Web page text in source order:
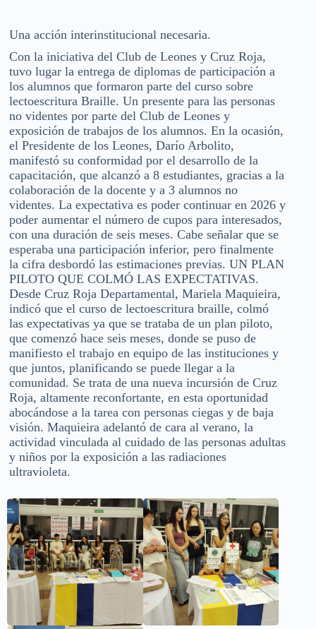
Una acción interinstitucional necesaria.
Con la iniciativa del Club de Leones y Cruz Roja,
tuvo lugar la entrega de diplomas de participación a
los alumnos que formaron parte del curso sobre
lectoescritura Braille. Un presente para las personas
no videntes por parte del Club de Leones y
exposición de trabajos de los alumnos. En la ocasión,
el Presidente de los Leones, Darío Arbolito,
manifestó su conformidad por el desarrollo de la
capacitación, que alcanzó a 8 estudiantes, gracias a la
colaboración de la docente y a 3 alumnos no
videntes. La expectativa es poder continuar en 2026 y
poder aumentar el número de cupos para interesados,
con una duración de seis meses. Cabe señalar que se
esperaba una participación inferior, pero finalmente
la cifra desbordó las estimaciones previas. UN PLAN
PILOTO QUE COLMÓ LAS EXPECTATIVAS.
Desde Cruz Roja Departamental, Mariela Maquieira,
indicó que el curso de lectoescritura braille, colmó
las expectativas ya que se trataba de un plan piloto,
que comenzó hace seis meses, donde se puso de
manifiesto el trabajo en equipo de las instituciones y
que juntos, planificando se puede llegar a la
comunidad. Se trata de una nueva incursión de Cruz
Roja, altamente reconfortante, en esta oportunidad
abocándose a la tarea con personas ciegas y de baja
visión. Maquieira adelantó de cara al verano, la
actividad vinculada al cuidado de las personas adultas
y niños por la exposición a las radiaciones
ultravioleta.